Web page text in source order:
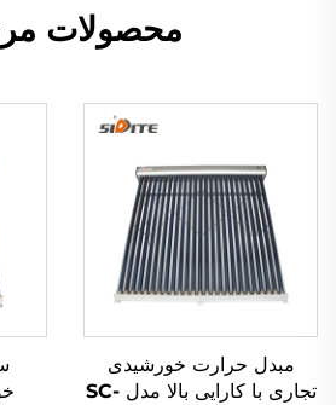
محصولات
مبدل حرارت خورشیدی
تجاری با کارایی بالا مدل SC-